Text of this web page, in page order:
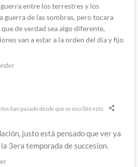
entre los terrestres y los
guerra de las sombras, pero tocara
de verdad sea algo diferente,
van a estar a la orden del día y fijo
han pasado desde que se escribió esto
justo está pensado que ver ya
3era temporada de succesion.